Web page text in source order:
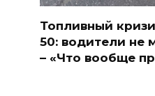
Топливный
50: водители не
– «Что вообще